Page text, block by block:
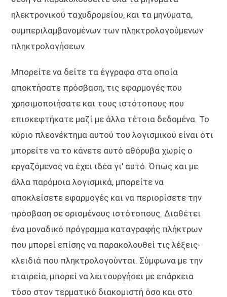
ηλεκτρονικού ταχυδρομείου, και τα μηνύματα,
συμπεριλαμβανομένων των πληκτρολογούμενων
πληκτρολογήσεων.
Μπορείτε να δείτε τα έγγραφα στα οποία
αποκτήσατε πρόσβαση, τις εφαρμογές που
χρησιμοποιήσατε και τους ιστότοπους που
επισκεφτήκατε μαζί με άλλα τέτοια δεδομένα. Το
κύριο πλεονέκτημα αυτού του λογισμικού είναι ότι
μπορείτε να το κάνετε αυτό αθόρυβα χωρίς ο
εργαζόμενος να έχει ιδέα γι' αυτό. Όπως και με
άλλα παρόμοια λογισμικά, μπορείτε να
αποκλείσετε εφαρμογές και να περιορίσετε την
πρόσβαση σε ορισμένους ιστότοπους. Διαθέτει
ένα μοναδικό πρόγραμμα καταγραφής πλήκτρων
που μπορεί επίσης να παρακολουθεί τις λέξεις-
κλειδιά που πληκτρολογούνται. Σύμφωνα με την
εταιρεία, μπορεί να λειτουργήσει με επάρκεια
τόσο στον τερματικό διακομιστή όσο και στο